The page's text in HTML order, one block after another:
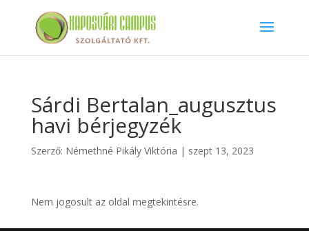
Sárdi Bertalan_augusztus
havi bérjegyzék
Szerző: Némethné Pikály Viktória | szept 13, 2023
Nem jogosult az oldal megtekintésre.